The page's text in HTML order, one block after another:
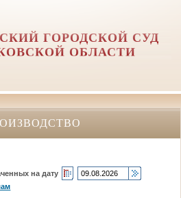
ГОРОДСКОЙ СУД
ОБЛАСТИ
на дату